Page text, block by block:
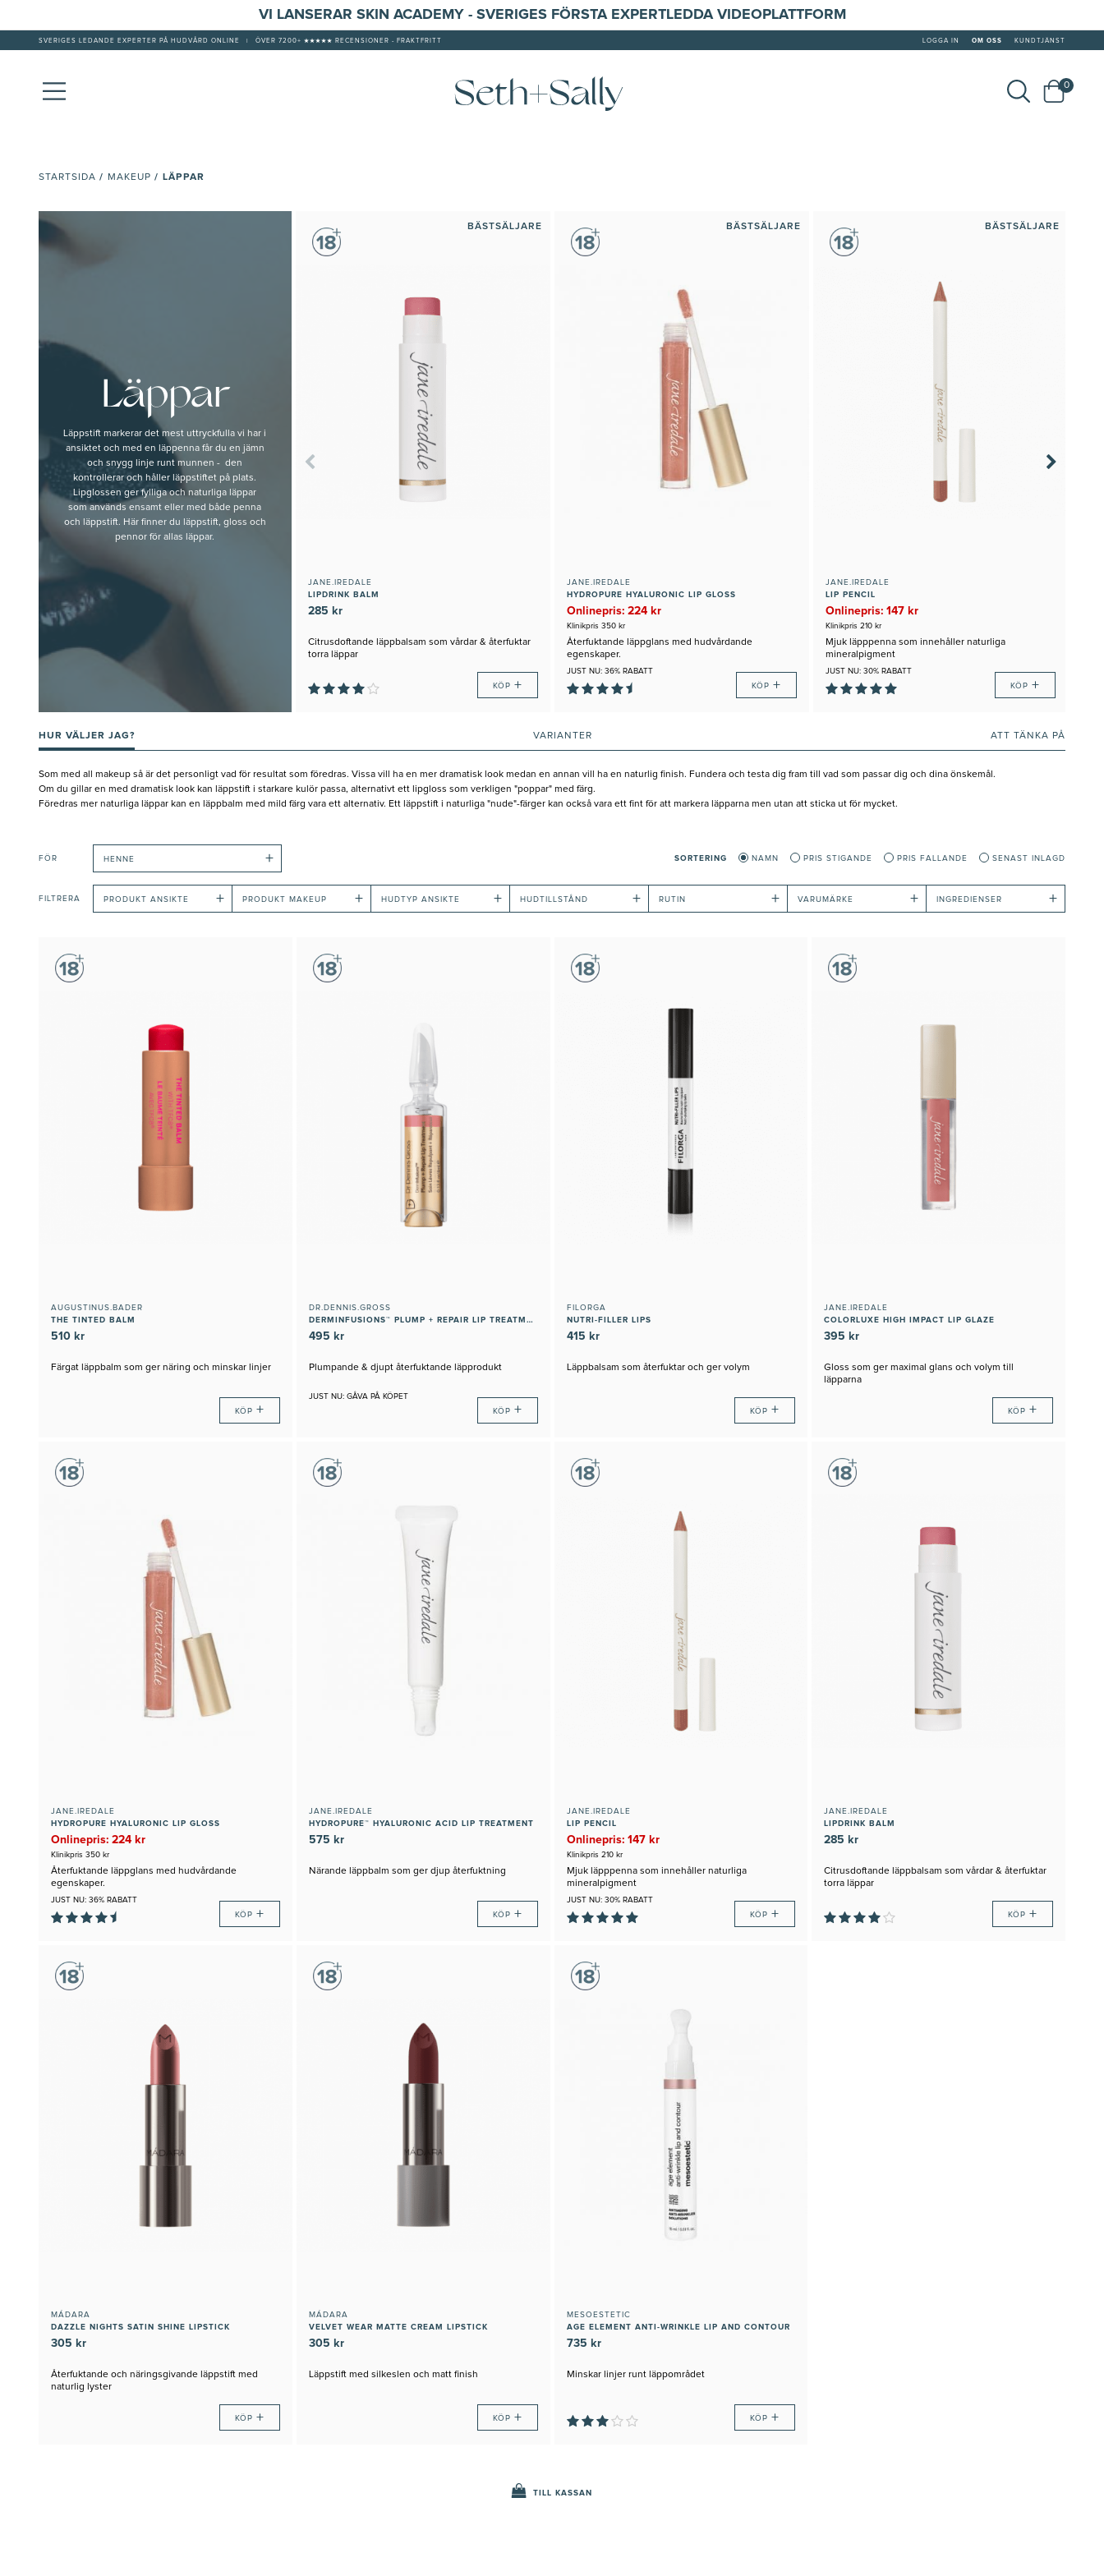
VI LANSERAR SKIN ACADEMY - SVERIGES FÖRSTA EXPERTLEDDA VIDEOPLATTFORM
SVERIGES LEDANDE EXPERTER PÅ HUDVÅRD ONLINE ÖVER 7200+ ★★★★★ RECENSIONER - FRAKTFRITT LOGGA IN OM OSS KUNDTJÄNST
0
STARTSIDA / MAKEUP / LÄPPAR
Läppar
Läppstift markerar det mest uttryckfulla vi har i
ansiktet och med en läppenna får du en jämn
och snygg linje runt munnen - den
kontrollerar och håller läppstiftet på plats.
Lipglossen ger fylliga och naturliga läppar
som används ensamt eller med både penna
och läppstift. Här finner du läppstift, gloss och
pennor för allas läppar.
BÄSTSÄLJARE
JANE.IREDALE
LIPDRINK BALM
285 kr
Citrusdoftande läppbalsam som vårdar & återfuktar
torra läppar
KÖP +
BÄSTSÄLJARE
JANE.IREDALE
HYDROPURE HYALURONIC LIP GLOSS
Onlinepris: 224 kr
Klinikpris 350 kr
Återfuktande läppglans med hudvårdande
egenskaper.
JUST NU: 36% RABATT
KÖP +
BÄSTSÄLJARE
JANE.IREDALE
LIP PENCIL
Onlinepris: 147 kr
Klinikpris 210 kr
Mjuk läpppenna som innehåller naturliga
mineralpigment
JUST NU: 30% RABATT
KÖP +
HUR VÄLJER JAG? VARIANTER ATT TÄNKA PÅ
Som med all makeup så är det personligt vad för resultat som föredras. Vissa vill ha en mer dramatisk look medan en annan vill ha en naturlig finish. Fundera och testa dig fram till vad som passar dig och dina önskemål.
Om du gillar en med dramatisk look kan läppstift i starkare kulör passa, alternativt ett lipgloss som verkligen "poppar" med färg.
Föredras mer naturliga läppar kan en läppbalm med mild färg vara ett alternativ. Ett läppstift i naturliga "nude"-färger kan också vara ett fint för att markera läpparna men utan att sticka ut för mycket.
FÖR HENNE + SORTERING NAMN PRIS STIGANDE PRIS FALLANDE SENAST INLAGD
FILTRERA PRODUKT ANSIKTE + PRODUKT MAKEUP + HUDTYP ANSIKTE + HUDTILLSTÅND + RUTIN + VARUMÄRKE + INGREDIENSER +
AUGUSTINUS.BADER
THE TINTED BALM
510 kr
Färgat läppbalm som ger näring och minskar linjer
KÖP +
DR.DENNIS.GROSS
DERMINFUSIONS™ PLUMP + REPAIR LIP TREATMENT TINTS
495 kr
Plumpande & djupt återfuktande läpprodukt
JUST NU: GÅVA PÅ KÖPET
KÖP +
FILORGA
NUTRI-FILLER LIPS
415 kr
Läppbalsam som återfuktar och ger volym
KÖP+
JANE.IREDALE
COLORLUXE HIGH IMPACT LIP GLAZE
395 kr
Gloss som ger maximal glans och volym till
läpparna
KÖP +
JANE.IREDALE
HYDROPURE HYALURONIC LIP GLOSS
Onlinepris: 224 kr
Klinikpris 350 kr
Återfuktande läppglans med hudvårdande
egenskaper.
JUST NU: 36% RABATT
KÖP +
JANE.IREDALE
HYDROPURE™ HYALURONIC ACID LIP TREATMENT
575 kr
Närande läppbalm som ger djup återfuktning
KÖP +
JANE.IREDALE
LIP PENCIL
Onlinepris: 147 kr
Klinikpris 210 kr
Mjuk läpppenna som innehåller naturliga
mineralpigment
JUST NU: 30% RABATT
KÖP+
JANE.IREDALE
LIPDRINK BALM
285 kr
Citrusdoftande läppbalsam som vårdar & återfuktar
torra läppar
KÖP +
MÁDARA
DAZZLE NIGHTS SATIN SHINE LIPSTICK
305 kr
Återfuktande och näringsgivande läppstift med
naturlig lyster
KÖP +
MÁDARA
VELVET WEAR MATTE CREAM LIPSTICK
305 kr
Läppstift med silkeslen och matt finish
KÖP +
MESOESTETIC
AGE ELEMENT ANTI-WRINKLE LIP AND CONTOUR
735 kr
Minskar linjer runt läppområdet
KÖP+
TILL KASSAN